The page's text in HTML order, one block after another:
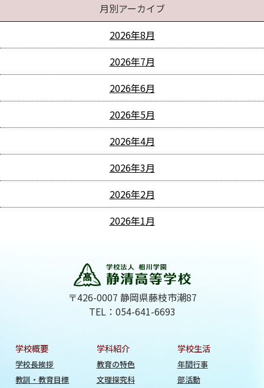
月別アーカイブ
2026年8月
2026年7月
2026年6月
2026年5月
2026年4月
2026年3月
2026年2月
2026年1月
〒426-0007 静岡県藤枝市潮87
TEL：054-641-6693
学校概要
学校長挨拶
教訓・教育目標
学科紹介
教育の特色
文理探究科
学校生活
年間行事
部活動